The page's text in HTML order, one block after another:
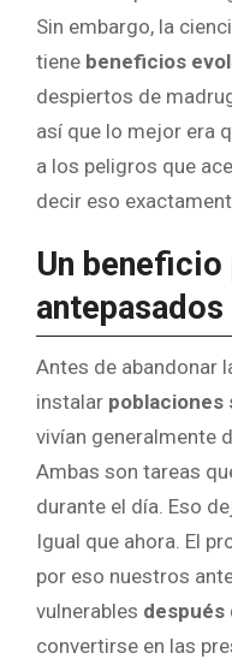
Sin embargo, la
tiene beneficios
despiertos de
así que lo mejor era
a los peligros que
decir eso
Un
Antes de abandonar
instalar poblaciones
vivían generalmente
Ambas son tareas
durante el día. Eso
Igual que ahora. El
por eso nuestros
vulnerables después
convertirse en las